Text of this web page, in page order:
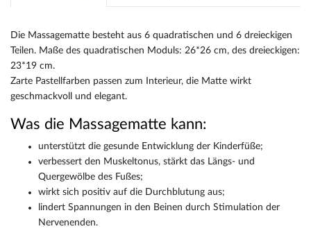
Die Massagematte besteht aus 6 quadratischen und 6 dreieckigen
Teilen. Maße des quadratischen Moduls: 26*26 cm, des dreieckigen:
23*19 cm.
Zarte Pastellfarben passen zum Interieur, die Matte wirkt
geschmackvoll und elegant.
Was die Massagematte kann:
unterstützt die gesunde Entwicklung der Kinderfüße;
verbessert den Muskeltonus, stärkt das Längs- und
Quergewölbe des Fußes;
wirkt sich positiv auf die Durchblutung aus;
lindert Spannungen in den Beinen durch Stimulation der
Nervenenden.